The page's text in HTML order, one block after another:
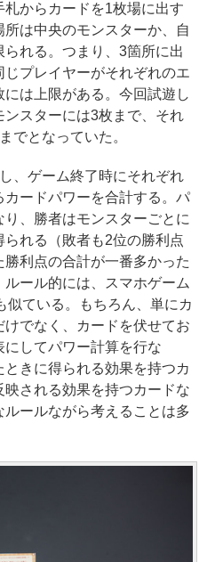
からカードを1枚場に出す
は中央のモンスターか、自
れる。つまり、3箇所に出
プレイヤーがそれぞれのエ
は上限がある。今回試遊し
スターには3枚まで、それ
でとなっていた。
、ゲーム終了時にそれぞれ
ードパワーを合計する。パ
、勝者はモンスターごとに
れる（敗者も2位の勝利点
利点の合計が一番多かった
ール的には、スマホゲーム
似ている。もちろん、単にカ
でなく、カードを伏せてお
してパワー計算を行な
きに得られる効果を持つカ
される効果を持つカードな
ールながら考えることは多